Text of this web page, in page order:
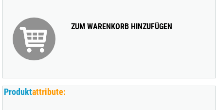
ZUM WARENKORB HINZUFÜGEN
Produktattribute: